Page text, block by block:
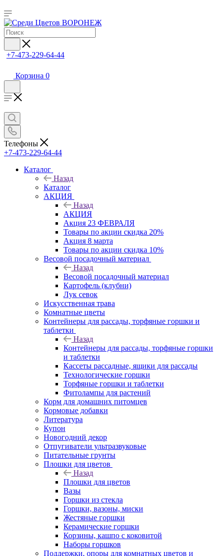
+7-473-229-64-44
Корзина 0
Телефоны
+7-473-229-64-44
Каталог
Назад
Каталог
АКЦИЯ
Назад
АКЦИЯ
Акция 23 ФЕВРАЛЯ
Товары по акции скидка 20%
Акция 8 марта
Товары по акции скидка 10%
Весовой посадочный материал
Назад
Весовой посадочный материал
Картофель (клубни)
Лук севок
Искусственная трава
Комнатные цветы
Контейнеры для рассады, торфяные горшки и
таблетки
Назад
Контейнеры для рассады, торфяные горшки
и таблетки
Кассеты рассадные, ящики для рассады
Технологические горшки
Торфяные горшки и таблетки
Фитолампы для растений
Корм для домашних питомцев
Кормовые добавки
Литература
Купон
Новогодний декор
Отпугиватели ультразвуковые
Питательные грунты
Плошки для цветов
Назад
Плошки для цветов
Вазы
Горшки из стекла
Горшки, вазоны, миски
Жестяные горшки
Керамические горшки
Корзины, кашпо с коковитой
Наборы горшков
Поддержки, опоры для комнатных цветов и